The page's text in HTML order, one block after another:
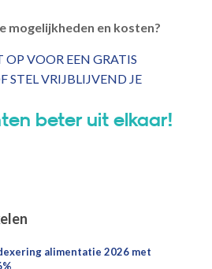
mogelijkheden en kosten?
VOOR EEN GRATIS
STEL VRIJBLIJVEND JE
beter uit elkaar!
alimentatie 2026 met